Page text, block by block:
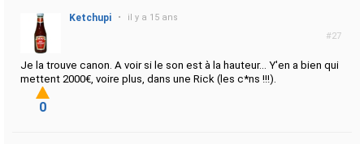
#27
Ketchupi • il y a 15 ans
Je la trouve canon. A voir si le son est à la hauteur... Y'en a bien qui
mettent 2000€, voire plus, dans une Rick (les c*ns !!!).
0